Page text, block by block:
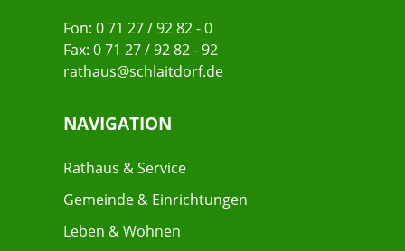
Fon: 0 71 27 / 92 82 - 0
Fax: 0 71 27 / 92 82 - 92
rathaus@schlaitdorf.de
NAVIGATION
Rathaus & Service
Gemeinde & Einrichtungen
Leben & Wohnen